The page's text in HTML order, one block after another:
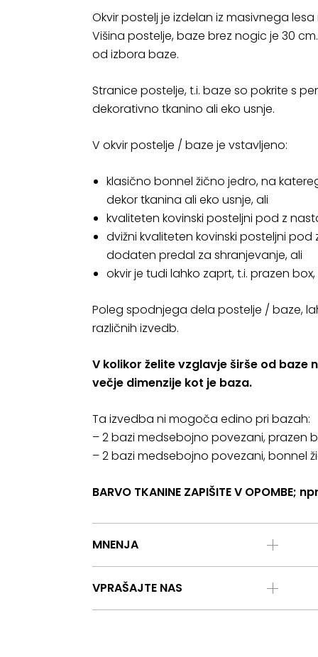
Okvir postelj je izdelan iz masivnega
Višina postelje, baze brez nogic je 30
od izbora baze.
Stranice postelje, t.i. baze so pokrite s
dekorativno tkanino ali eko usnje.
V okvir postelje / baze je vstavljeno:
klasično bonnel žično jedro, na
dekor tkanina ali eko usnje, ali
kvaliteten kovinski posteljni pod z
dvižni kvaliteten kovinski posteljni
dodaten predal za shranjevanje, ali
okvir je tudi lahko zaprt, t.i. prazen
Poleg spodnjega dela postelje / baze,
različnih izvedb.
V kolikor želite vzglavje širše od baze
večje dimenzije kot je baza.
Ta izvedba ni mogoča edino pri bazah:
– 2 bazi medsebojno povezani, prazen
– 2 bazi medsebojno povezani, bonnel
BARVO TKANINE ZAPIŠITE V OPOMBE;
MNENJA
VPRAŠAJTE NAS